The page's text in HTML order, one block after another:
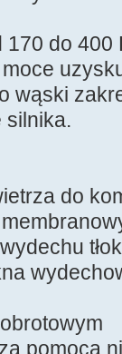
do 400
wąski
silnika.
do
pomocą